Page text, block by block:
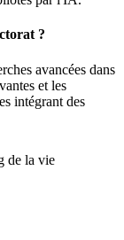
?
avancées dans
et les
intégrant des
de la vie